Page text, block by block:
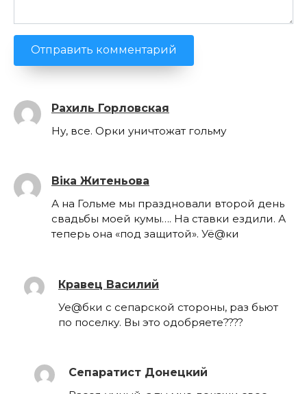
Рахиль Горловская
Ну, все. Орки уничтожат гольму
Віка Житеньова
А на Гольме мы праздновали второй день
свадьбы моей кумы…. На ставки ездили. А
теперь она «под защитой». Уё@ки
Кравец Василий
Уе@бки с сепарской стороны, раз бьют
по поселку. Вы это одобряете????
Сепаратист Донецкий